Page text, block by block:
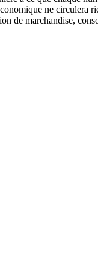
ne circulera
de marchandise,